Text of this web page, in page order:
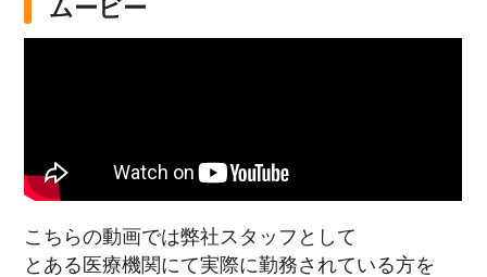
ムービー
こちらの動画では弊社スタッフとして
とある医療機関にて実際に勤務されている方を